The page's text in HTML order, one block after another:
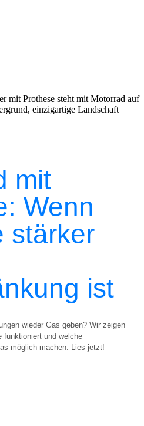
mit
Wenn
stärker
ist
wieder Gas geben? Wir zeigen
funktioniert und welche
möglich machen. Lies jetzt!